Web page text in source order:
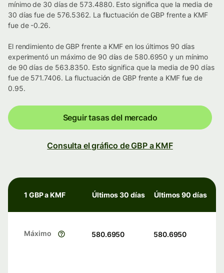
mínimo de 30 días de 573.4880. Esto significa que la media de
30 días fue de 576.5362. La fluctuación de GBP frente a KMF
fue de -0.26.
El rendimiento de GBP frente a KMF en los últimos 90 días
experimentó un máximo de 90 días de 580.6950 y un mínimo
de 90 días de 563.8350. Esto significa que la media de 90 días
fue de 571.7406. La fluctuación de GBP frente a KMF fue de
0.95.
Seguir tasas del mercado
Consulta el gráfico de GBP a KMF
1 GBP a KMF Últimos 30 días Últimos 90 días
Máximo 580.6950 580.6950